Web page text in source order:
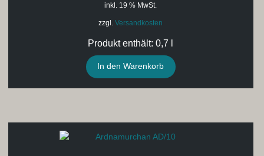
inkl. 19 % MwSt.
zzgl.Versandkosten
Produkt enthält: 0,7 l
In den Warenkorb